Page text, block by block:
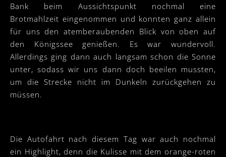
Bank beim Aussichtspunkt nochmal eine
Brotmahlzeit eingenommen und konnten ganz allein
für uns den atemberaubenden Blick von oben auf
den Königssee genießen. Es war wundervoll.
Allerdings ging dann auch langsam schon die Sonne
unter, sodass wir uns dann doch beeilen mussten,
um die Strecke nicht im Dunkeln zurückgehen zu
müssen.
Die Autofahrt nach diesem Tag war auch nochmal
ein Highlight, denn die Kulisse mit dem orange-roten